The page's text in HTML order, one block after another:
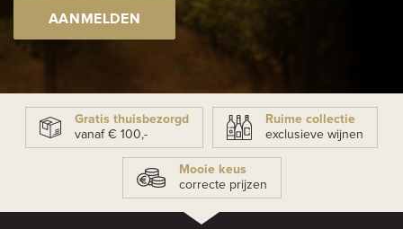
AANMELDEN
Gratis thuisbezorgd
vanaf € 100,-
Ruime collectie
exclusieve wijnen
Mooie keus
correcte prijzen